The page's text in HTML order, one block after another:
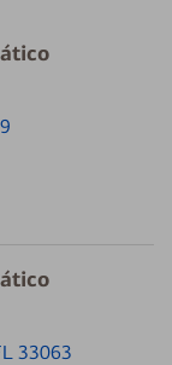
33063